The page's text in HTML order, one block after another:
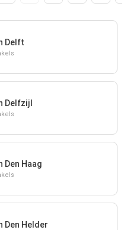
Delft
Delfzijl
Den Haag
Den Helder